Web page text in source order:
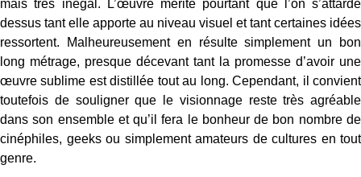
mais très inégal. L’œuvre mérite pourtant que l’on s’attarde
dessus tant elle apporte au niveau visuel et tant certaines idées
ressortent. Malheureusement en résulte simplement un bon
long métrage, presque décevant tant la promesse d’avoir une
œuvre sublime est distillée tout au long. Cependant, il convient
toutefois de souligner que le visionnage reste très agréable
dans son ensemble et qu’il fera le bonheur de bon nombre de
cinéphiles, geeks ou simplement amateurs de cultures en tout
genre.